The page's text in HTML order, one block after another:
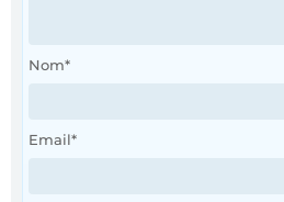
Nom*
Email*